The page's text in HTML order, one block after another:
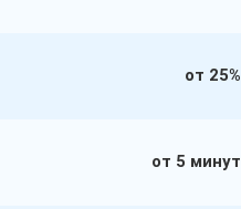
от 25%
от 5 минут